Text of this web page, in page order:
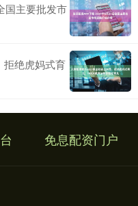
国主要批发市
拒绝虎妈式育
免息配资门户